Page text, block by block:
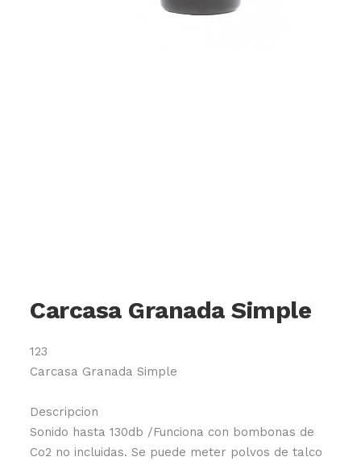
Carcasa Granada Simple
123
Carcasa Granada Simple
Descripcion
Sonido hasta 130db /Funciona con bombonas de
Co2 no incluidas. Se puede meter polvos de talco